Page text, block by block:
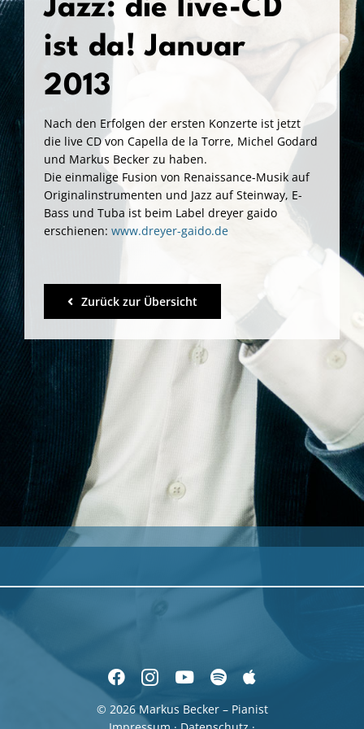
Kontakt & Links
Jazz: die live-CD
ist da! Januar
2013
Nach den Erfolgen der ersten Konzerte ist jetzt
die live CD von Capella de la Torre, Michel Godard
und Markus Becker zu haben.
Die einmalige Fusion von Renaissance-Musik auf
Originalinstrumenten und Jazz auf Steinway, E-
Bass und Tuba ist beim Label dreyer gaido
erschienen:www.dreyer-gaido.de
Zurück zur Übersicht
© 2026 Markus Becker – Pianist